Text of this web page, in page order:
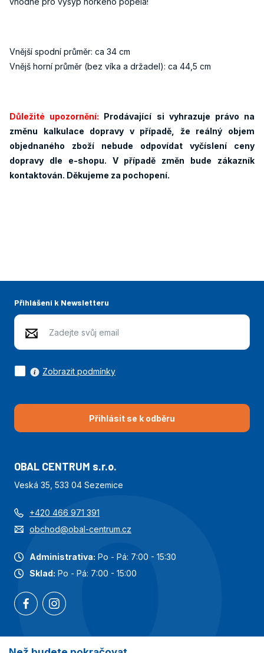
Vnější spodní průměr: ca 34 cm
Vnějš horní průměr (bez víka a držadel): ca 44,5 cm
Důležité upozornění: Prodávající si vyhrazuje právo na
změnu kalkulace dopravy v případě, že reálný objem
objednaného zboží nebude odpovídat vyčíslení ceny
dopravy dle e-shopu. V případě změn bude zákazník
kontaktován. Děkujeme za pochopení.
Přihlášení k Newsletteru
Přihlásit se k odběru
Zobrazit podmínky
OBAL CENTRUM s.r.o.
Veská 35, 533 04 Sezemice
+420 466 971 391
obchod@obal-centrum.cz
Administrativa: Po - Pá: 7:00 - 15:30
Sklad: Po - Pá: 7:00 - 15:00